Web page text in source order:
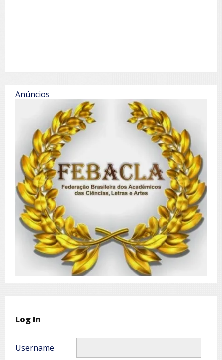
Anúncios
Log In
Username